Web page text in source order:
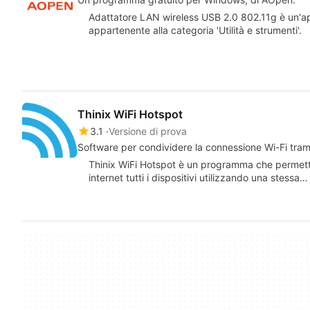
Adattatore LAN wireless USB 2.0 802.11g è
appartenente alla categoria 'Utilità e strumenti'.
Thinix WiFi Hotspot
3.1 Versione di prova
Software per condividere la connessione Wi-Fi
Thinix WiFi Hotspot è un programma che
internet tutti i dispositivi utilizzando una stessa…